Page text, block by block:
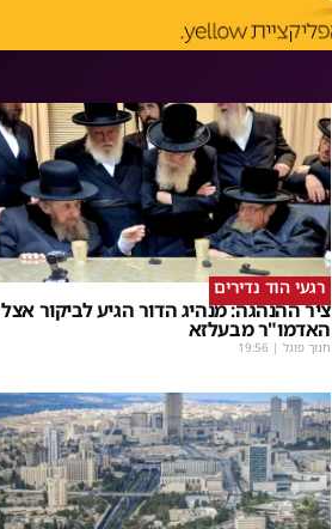
רגעי הוד נדירים
ציר ההנהגה: מנהיג הדור הגיע לביקור אצל
האדמו"ר מבעלזא
חנוך פוגל |
19:56